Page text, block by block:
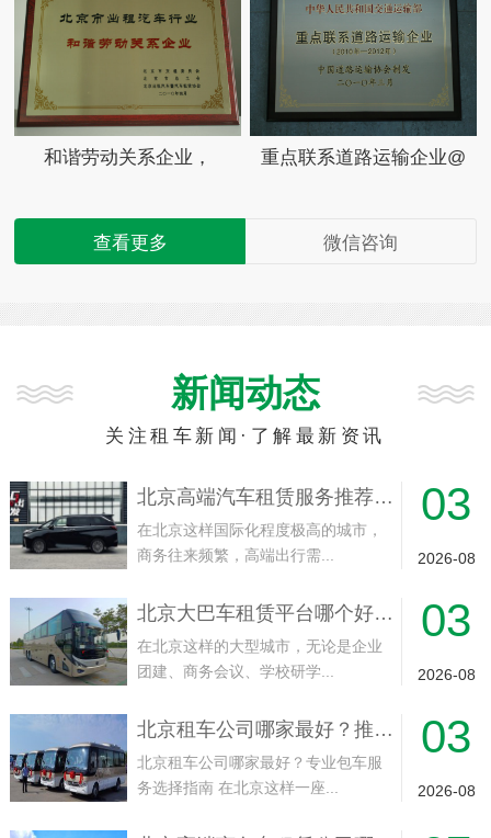
和谐劳动关系企业， 重点联系道路运输企业@
查看更多 微信咨询
新闻动态
关注租车新闻·了解最新资讯
北京高端汽车租赁服务推荐｜商务接待
在北京这样国际化程度极高的城市，
商务往来频繁，高端出行需...
03
2026-08
北京大巴车租赁平台哪个好？企业团建、
在北京这样的大型城市，无论是企业
团建、商务会议、学校研学...
03
2026-08
北京租车公司哪家最好？推荐北京首汽租
北京租车公司哪家最好？专业包车服
务选择指南 在北京这样一座...
03
2026-08